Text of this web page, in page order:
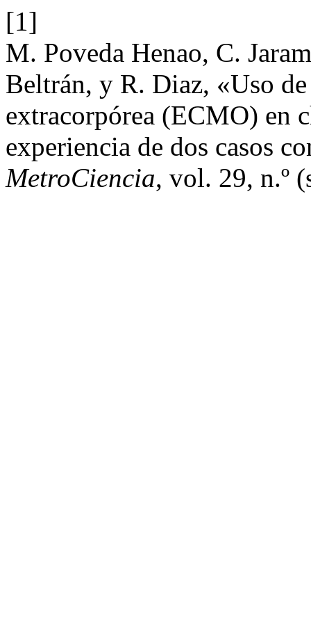
[1]
M. Poveda Henao, C.
Beltrán, y R. Diaz, «Uso
extracorpórea (ECMO) en
experiencia de dos casos
MetroCiencia, vol. 29, n.º